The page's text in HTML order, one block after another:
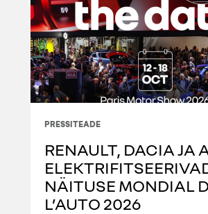
PRESSITEADE
RENAULT, DACIA JA
NÄITUSE MONDIAL
L’AUTO 2026